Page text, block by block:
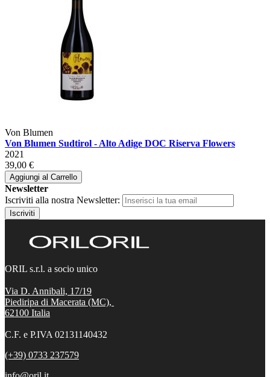
Von Blumen
Von Blumen Sudtirol - Alto Adige DOC Riserva Flowers
2021
39,00 €
Aggiungi al Carrello
Newsletter
Iscriviti alla nostra Newsletter:
Iscriviti
ORIL s.r.l. a socio unico
Via D. Annibali, 17/19
Piediripa di Macerata (MC),
62100 Italia
C.F. e P.IVA 02131140432
(+39) 0733 237579